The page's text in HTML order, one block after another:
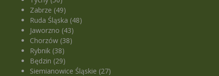
Zabrze (49)
Ruda Śląska (48)
Jaworzno (43)
Chorzów (38)
Rybnik (38)
Będzin (29)
Siemianowice Śląskie (27)